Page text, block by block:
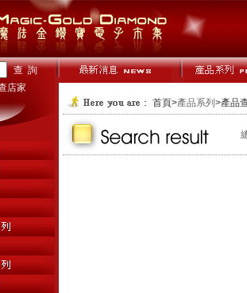
店家
首頁>產品系列>產品